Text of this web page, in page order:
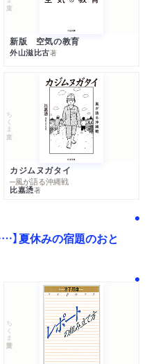
新版 空気の教育
外山滋比古著
ちくま文庫
カジムヌガタイ
─風が語る沖縄戦
比嘉慂著
】夏休みの宿題のおと
ちくま学芸文庫